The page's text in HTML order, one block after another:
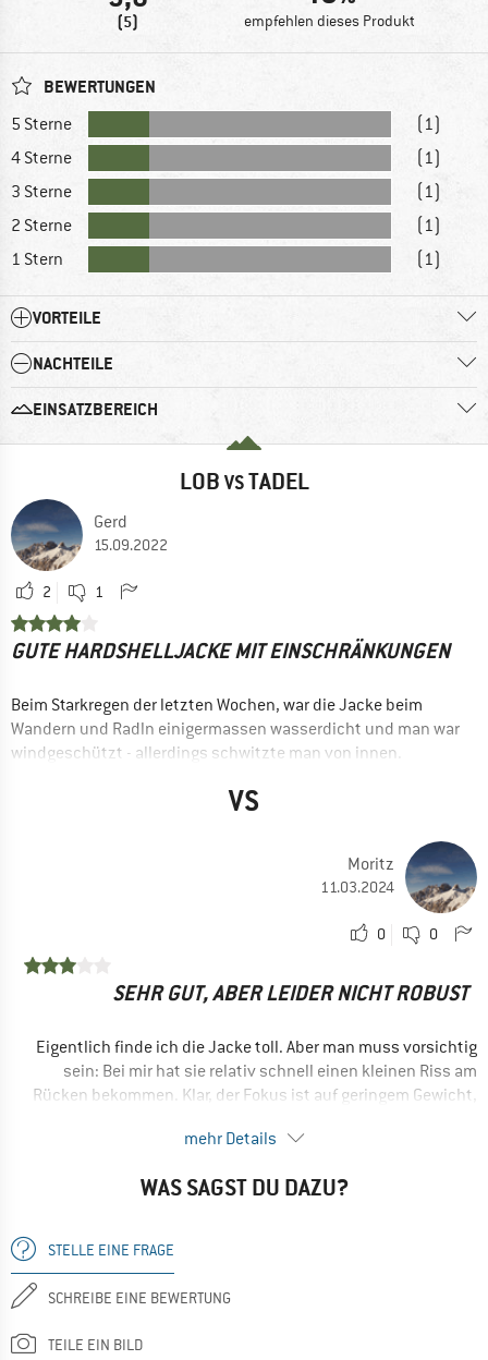
(5) empfehlen dieses Produkt
BEWERTUNGEN
5 Sterne
(1)
4 Sterne
(1)
3 Sterne
(1)
2 Sterne
(1)
1 Stern
(1)
VORTEILE
NACHTEILE
EINSATZBEREICH
LOB VSTADEL
Gerd
15.09.2022
2 1
GUTE HARDSHELLJACKE MIT EINSCHRÄNKUNGEN
Beim Starkregen der letzten Wochen, war die Jacke beim
Wandern und Radln einigermassen wasserdicht und man war
windgeschützt - allerdings schwitzte man von innen.
NACHTEILE
Schlechte Atmungsaktivität
EINSATZBEREICH
Wandern
Trekking
Nein, ich würde das Produkt nicht weiterempfehlen
VS
Moritz
11.03.2024
0 0
SEHR GUT, ABER LEIDER NICHT ROBUST
Eigentlich finde ich die Jacke toll. Aber man muss vorsichtig
sein: Bei mir hat sie relativ schnell einen kleinen Riss am
Rücken bekommen. Klar, der Fokus ist auf geringem Gewicht,
mehr Details
WAS SAGST DU DAZU?
STELLE EINE FRAGE
SCHREIBE EINE BEWERTUNG
TEILE EIN BILD